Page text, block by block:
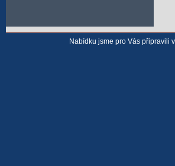
Nabídku jsme pro Vás připravili